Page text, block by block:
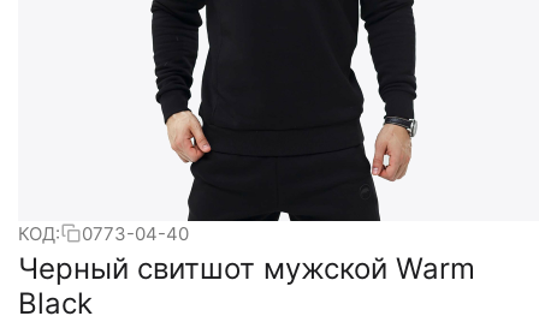
КОД: 0773-04-40
Черный свитшот мужской Warm
Black